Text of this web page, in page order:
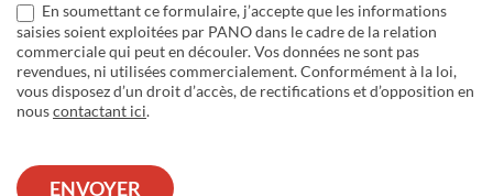
En soumettant ce formulaire, j’accepte que les informations
saisies soient exploitées par PANO dans le cadre de la relation
commerciale qui peut en découler. Vos données ne sont pas
revendues, ni utilisées commercialement. Conformément à la loi,
vous disposez d’un droit d’accès, de rectifications et d’opposition en
nouscontactant ici.
ENVOYER